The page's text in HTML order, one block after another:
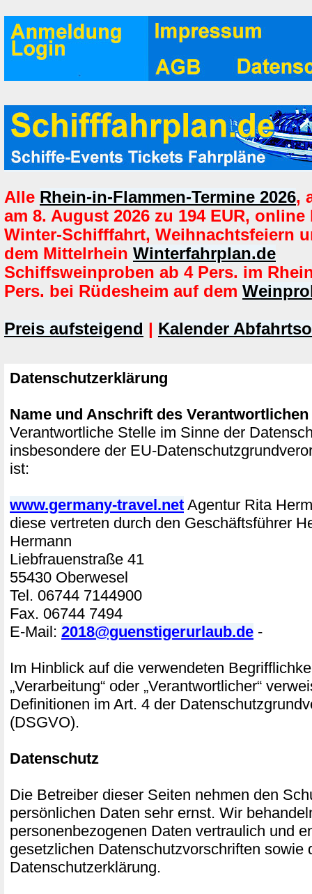
Alle Rhein-in-Flammen-Termine 2026,
am 8. August 2026 zu 194 EUR, online
Winter-Schifffahrt, Weihnachtsfeiern
dem Mittelrhein Winterfahrplan.de
Schiffsweinproben ab 4 Pers. im
Pers. bei Rüdesheim auf dem
Preis aufsteigend | Kalender
Datenschutzerklärung
Name und Anschrift des Verantwortlichen
Verantwortliche Stelle im Sinne der
insbesondere der EU-
ist:
www.germany-travel.net Agentur Rita
diese vertreten durch den Geschäftsführer
Hermann
Liebfrauenstraße 41
55430 Oberwesel
Tel. 06744 7144900
Fax. 06744 7494
E-Mail: 2018@guenstigerurlaub.de -
Im Hinblick auf die verwendeten
„Verarbeitung“ oder „Verantwortlicher“
Definitionen im Art. 4 der
(DSGVO).
Datenschutz
Die Betreiber dieser Seiten nehmen den
persönlichen Daten sehr ernst. Wir
personenbezogenen Daten vertraulich und
gesetzlichen Datenschutzvorschriften sowie
Datenschutzerklärung.